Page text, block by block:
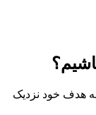
هدف خود نزدیک